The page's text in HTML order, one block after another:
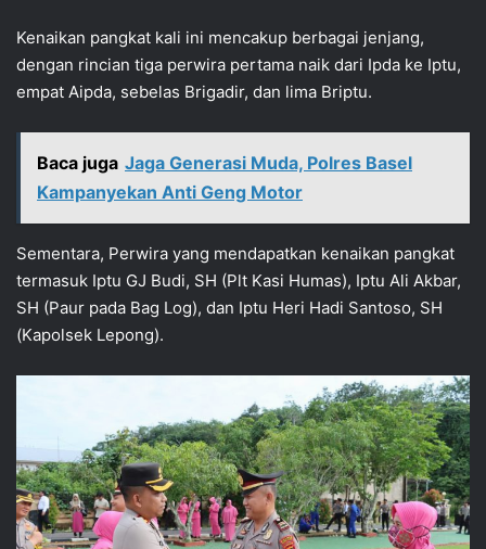
Kenaikan pangkat kali ini mencakup berbagai jenjang,
dengan rincian tiga perwira pertama naik dari Ipda ke Iptu,
empat Aipda, sebelas Brigadir, dan lima Briptu.
Baca juga Jaga Generasi Muda, Polres Basel
Kampanyekan Anti Geng Motor
Sementara, Perwira yang mendapatkan kenaikan pangkat
termasuk Iptu GJ Budi, SH (Plt Kasi Humas), Iptu Ali Akbar,
SH (Paur pada Bag Log), dan Iptu Heri Hadi Santoso, SH
(Kapolsek Lepong).